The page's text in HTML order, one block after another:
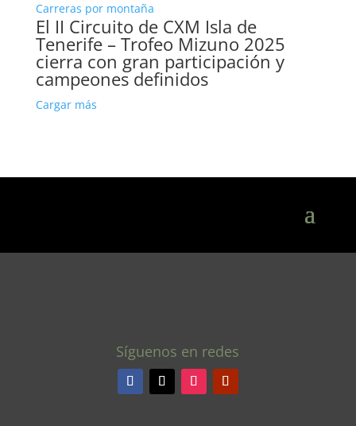
Carreras por montaña
El II Circuito de CXM Isla de
Tenerife – Trofeo Mizuno 2025
cierra con gran participación y
campeones definidos
Cargar más
Síguenos en redes